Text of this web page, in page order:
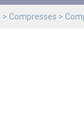
Compresses